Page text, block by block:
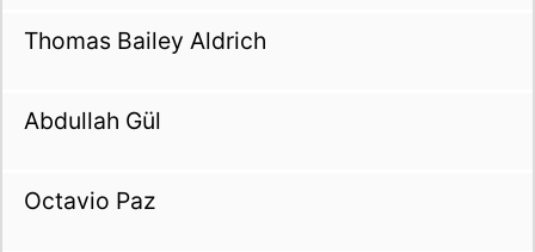
Thomas Bailey Aldrich
Abdullah Gül
Octavio Paz